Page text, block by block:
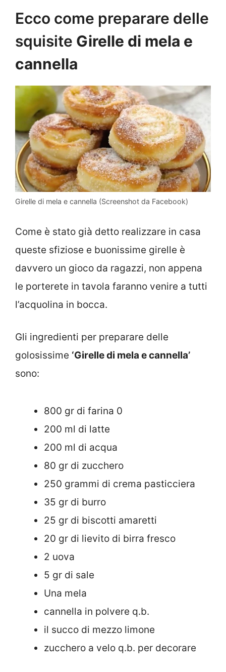
Ecco come preparare delle
squisite Girelle di mela e
cannella
Girelle di mela e cannella (Screenshot da Facebook)
Come è stato già detto realizzare in casa
queste sfiziose e buonissime girelle è
davvero un gioco da ragazzi, non appena
le porterete in tavola faranno venire a tutti
l’acquolina in bocca.
Gli ingredienti per preparare delle
golosissime ‘Girelle di mela e cannella’
sono:
800 gr di farina 0
200 ml di latte
200 ml di acqua
80 gr di zucchero
250 grammi di crema pasticciera
35 gr di burro
25 gr di biscotti amaretti
20 gr di lievito di birra fresco
2 uova
5 gr di sale
Una mela
cannella in polvere q.b.
il succo di mezzo limone
zucchero a velo q.b. per decorare